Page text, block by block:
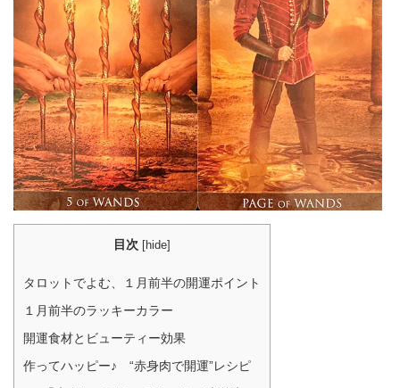
目次 [hide]
タロットでよむ、１月前半の開運ポイント
１月前半のラッキーカラー
開運食材とビューティー効果
作ってハッピー♪ “赤身肉で開運”レシピ